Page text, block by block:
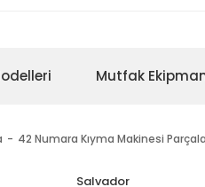
Mutfak
42 Numara Kıyma Makinesi
Salvador